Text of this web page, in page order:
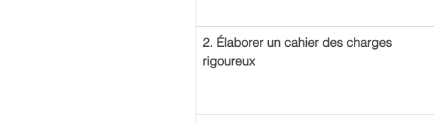
2. Élaborer un cahier des charges
rigoureux